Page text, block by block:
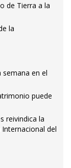
de Tierra a la
la
semana en el
puede
reivindica la
del